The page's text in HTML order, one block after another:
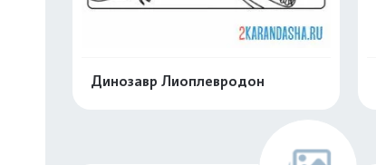
Динозавр Лиоплевродон